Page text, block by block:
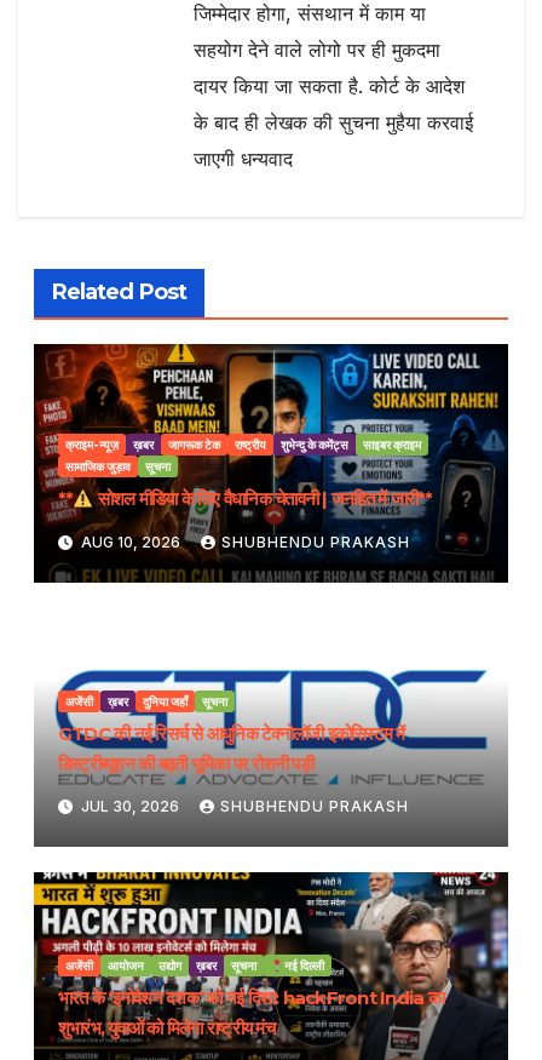
जिम्मेदार होगा, संसथान में काम या
सहयोग देने वाले लोगो पर ही मुकदमा
दायर किया जा सकता है. कोर्ट के आदेश
के बाद ही लेखक की सुचना मुहैया करवाई
जाएगी धन्यवाद
Related Post
क्राइम-न्यूज़ ख़बर जागरूक टेक राष्ट्रीय शुभेन्दु के कमेंट्स
साइबर क्राइम
सामाजिक जुड़ाव
सूचना
** सोशल मीडिया के लिए वैधानिक चेतावनी | जनहित में जारी**
AUG 10, 2026 SHUBHENDU PRAKASH
अजेंसी ख़बर दुनिया जहाँ सूचना
GTDC की नई रिसर्च से आधुनिक टेक्नोलॉजी इकोसिस्टम में
डिस्ट्रीब्यूशन की बढ़ती भूमिका पर रोशनी पड़ी
JUL 30, 2026 SHUBHENDU PRAKASH
अजेंसी आयोजन उद्योग ख़बर सूचना नई दिल्ली
भारत के ‘इनोवेशन दशक’ को नई दिशा: hackFront India का
शुभारंभ, युवाओं को मिलेगा राष्ट्रीय मंच